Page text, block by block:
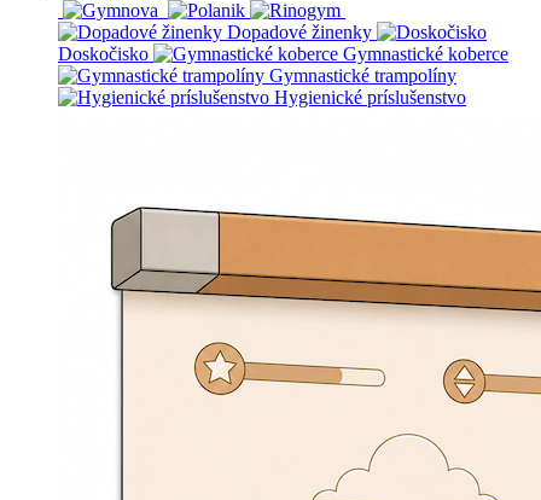
Dopadové žinenky
Doskočisko
Gymnastické koberce
Gymnastické trampolíny
Hygienické príslušenstvo